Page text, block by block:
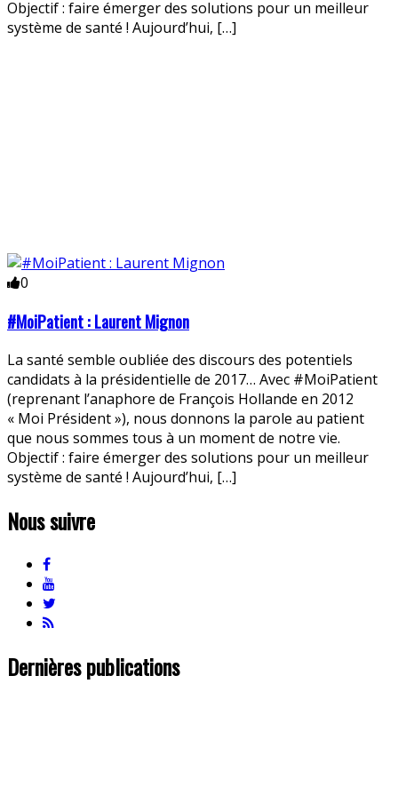
Objectif : faire émerger des solutions pour un meilleur
système de santé ! Aujourd’hui, […]
0
#MoiPatient : Laurent Mignon
La santé semble oubliée des discours des potentiels
candidats à la présidentielle de 2017… Avec #MoiPatient
(reprenant l’anaphore de François Hollande en 2012
« Moi Président »), nous donnons la parole au patient
que nous sommes tous à un moment de notre vie.
Objectif : faire émerger des solutions pour un meilleur
système de santé ! Aujourd’hui, […]
Nous suivre
Dernières publications